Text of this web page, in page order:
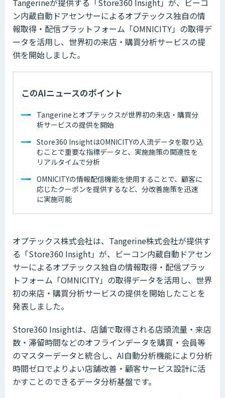
Tangerineが提供する「Store360 Insight」が、ビーコ
ン内蔵自動ドアセンサーによるオプテックス独自の情
報取得・配信プラットフォーム「OMNICITY」の取得デ
ータを活用し、世界初の来店・購買分析サービスの提
供を開始しました。
このAIニュースのポイント
Tangerineとオプテックスが世界初の来店・購買分
析サービスの提供を開始
Store360 InsightはOMNICITYの人流データを取り込
むことで重要な指標データと、実施施策の関連性を
リアルタイムで分析
OMNICITYの情報配信機能を使用することで、顧客に
応じたクーポンを提供するなど、分改善施策を迅速
に実施可能
オプテックス株式会社は、Tangerine株式会社が提供す
る「Store360 Insight」が、ビーコン内蔵自動ドアセン
サーによるオプテックス独自の情報取得・配信プラッ
トフォーム「OMNICITY」の取得データを活用し、世界
初の来店・購買分析サービスの提供を開始したことを
発表しました。
Store360 Insightは、店舗で取得される店頭流量・来店
数・滞留時間などのオフラインデータを購買・会員等
のマスターデータと統合し、AI自動分析機能により分析
時間ゼロでよりよい店舗改善・顧客サービス設計に活
かすことのできるデータ分析基盤です。